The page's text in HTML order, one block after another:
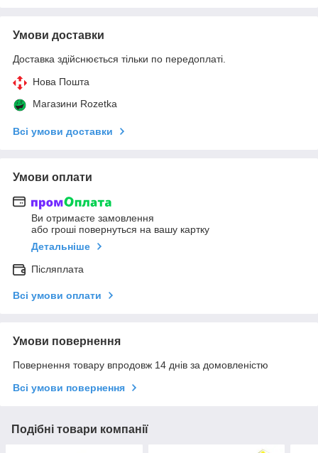
Умови доставки
Доставка здійснюється тільки по передоплаті.
Нова Пошта
Магазини Rozetka
Всі умови доставки
Умови оплати
Ви отримаєте замовлення
або гроші повернуться на вашу картку
Детальніше
Післяплата
Всі умови оплати
Умови повернення
Повернення товару впродовж 14 днів за домовленістю
Всі умови повернення
Подібні товари компанії